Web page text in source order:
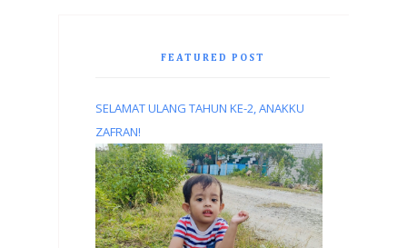
FEATURED POST
SELAMAT ULANG TAHUN KE-2, ANAKKU
ZAFRAN!